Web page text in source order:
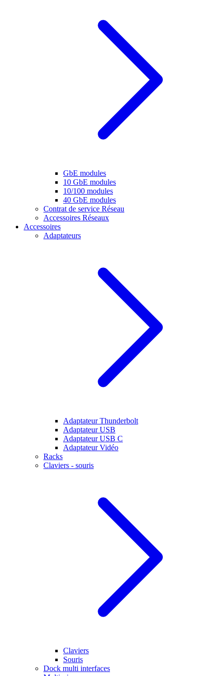
GbE modules
10 GbE modules
10/100 modules
40 GbE modules
Contrat de service Réseau
Accessoires Réseaux
Accessoires
Adaptateurs
Adaptateur Thunderbolt
Adaptateur USB
Adaptateur USB C
Adaptateur Vidéo
Racks
Claviers - souris
Claviers
Souris
Dock multi interfaces